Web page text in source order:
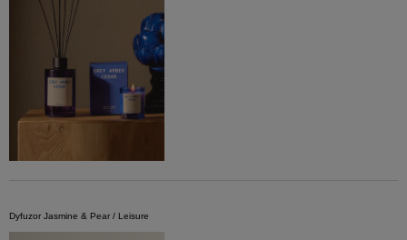
Dyfuzor Jasmine & Pear / Leisure